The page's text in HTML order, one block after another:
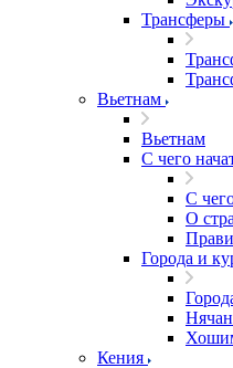
Трансферы
Вьетнам
Вьетнам
С чего
С
О
Города и
Кения